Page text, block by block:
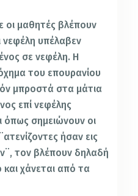
οι μαθητές βλέπουν
νεφέλη υπέλαβεν
σε νεφέλη. Η
του επουρανίου
μπροστά στα μάτια
επί νεφέλης
όπως σημειώνουν οι
ήσαν εις
τον βλέπουν δηλαδή
χάνεται από τα